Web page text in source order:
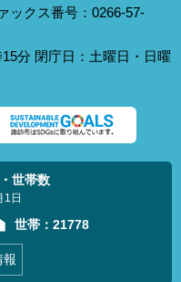
ックス番号：0266-57-
分 閉庁日：土曜日・日曜
世帯数
1日
世帯： 21778
報